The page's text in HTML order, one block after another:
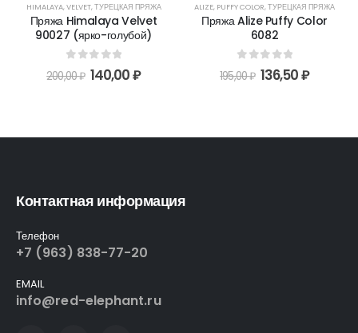
HIMALAYA,VELVET,ТУРЕЦКАЯ ПРЯЖА
Пряжа Himalaya Velvet
90027 (ярко-голубой)
out of 5
200,00₽ 140,00₽
ALIZE, PUFFY COLOR,ТУРЕЦКАЯ ПРЯЖА
Пряжа Alize Puffy Color
6082
out of 5
195,00₽ 136,50₽
Контактная информация
Телефон
+7 (963) 838-77-20
EMAIL
info@red-elephant.ru